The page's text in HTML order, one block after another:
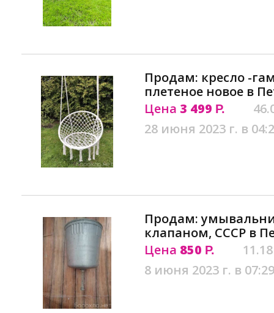
Продам: кресло -
плетеное новое в
Цена 3 499 Р.
28 июня 2023 г. в
Продам:
клапаном, СССР в
Цена 850 Р.
8 июня 2023 г. в 07:29